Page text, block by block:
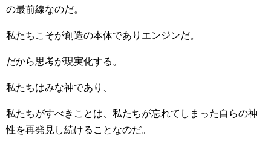
の最前線なのだ。
私たちこそが創造の本体でありエンジンだ。
だから思考が現実化する。
私たちはみな神であり、
私たちがすべきことは、私たちが忘れてしまった自らの神
性を再発見し続けることなのだ。